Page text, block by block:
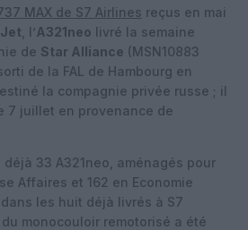
MAX de S7 Airlines reçus en mai
, l’A321neo livré la semaine
de Star Alliance (MSN10883
sorti de la FAL de Hambourg en
la compagnie privée russe ; il
7 juillet en provenance de
33 A321neo, aménagés pour
Affaires et 162 en Economie
les huit déjà livrés à S7
monocouloir remotorisé a été